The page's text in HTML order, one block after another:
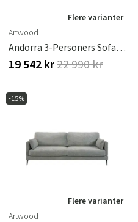
Flere varianter
Artwood
Andorra 3-Personers Sofa Colonella Linen
19 542 kr22 990 kr
-15%
Flere varianter
Artwood